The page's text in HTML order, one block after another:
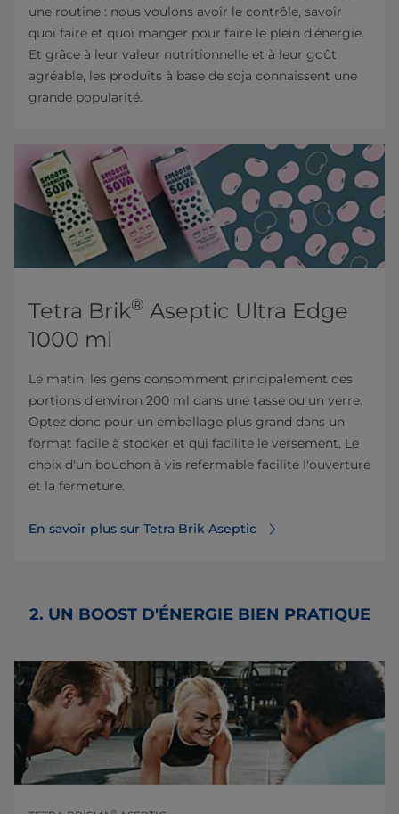
une routine : nous voulons avoir le contrôle, savoir
quoi faire et quoi manger pour faire le plein d'énergie.
Et grâce à leur valeur nutritionnelle et à leur goût
agréable, les produits à base de soja connaissent une
grande popularité.
Tetra Brik® Aseptic Ultra Edge
1000 ml
Le matin, les gens consomment principalement des
portions d'environ 200 ml dans une tasse ou un verre.
Optez donc pour un emballage plus grand dans un
format facile à stocker et qui facilite le versement. Le
choix d'un bouchon à vis refermable facilite l'ouverture
et la fermeture.
En savoir plus sur Tetra Brik Aseptic
2. UN BOOST D'ÉNERGIE BIEN PRATIQUE